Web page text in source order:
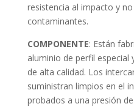
resistencia al impacto y
contaminantes.
COMPONENTE: Están
aluminio de perfil
de alta calidad. Los
suministran limpios en el
probados a una presión